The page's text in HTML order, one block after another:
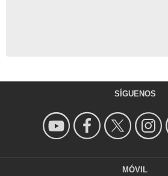
SÍGUENOS
MÓVIL